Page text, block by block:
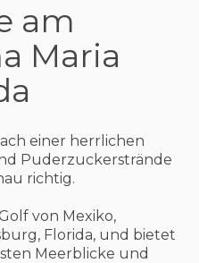
am
Maria
einer herrlichen
Puderzuckerstrände
richtig.
von Mexiko,
Florida, und bietet
Meerblicke und